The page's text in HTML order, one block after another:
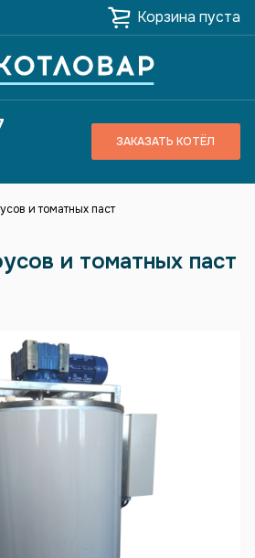
Корзина пуста
ЗАКАЗАТЬ КОТЁЛ
и томатных паст
и томатных паст